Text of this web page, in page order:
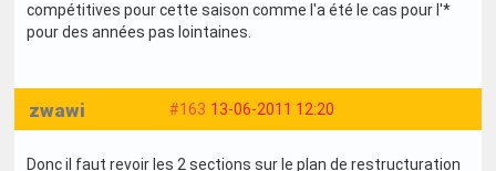
compétitives pour cette saison comme l'a été le cas pour l'*
pour des années pas lointaines.
#163 13-06-2011 12:20
zwawi
Donc il faut revoir les 2 sections sur le plan de restructuration